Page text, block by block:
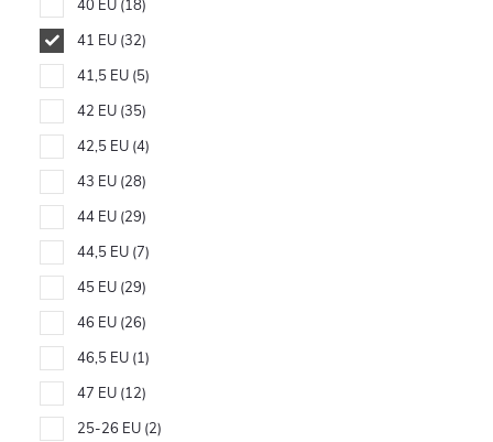
40 EU 18
41 EU 32
41,5 EU 5
42 EU 35
42,5 EU 4
43 EU 28
44 EU 29
44,5 EU 7
45 EU 29
46 EU 26
46,5 EU 1
47 EU 12
25-26 EU 2